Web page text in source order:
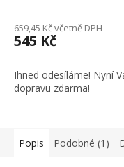
659,45 Kč včetně DPH
545 Kč
Ihned odesíláme! Nyní
dopravu zdarma!
Popis Podobné (1)